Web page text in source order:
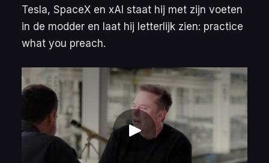
Tesla, SpaceX en xAI staat hij met zijn voeten
in de modder en laat hij letterlijk zien: practice
what you preach.